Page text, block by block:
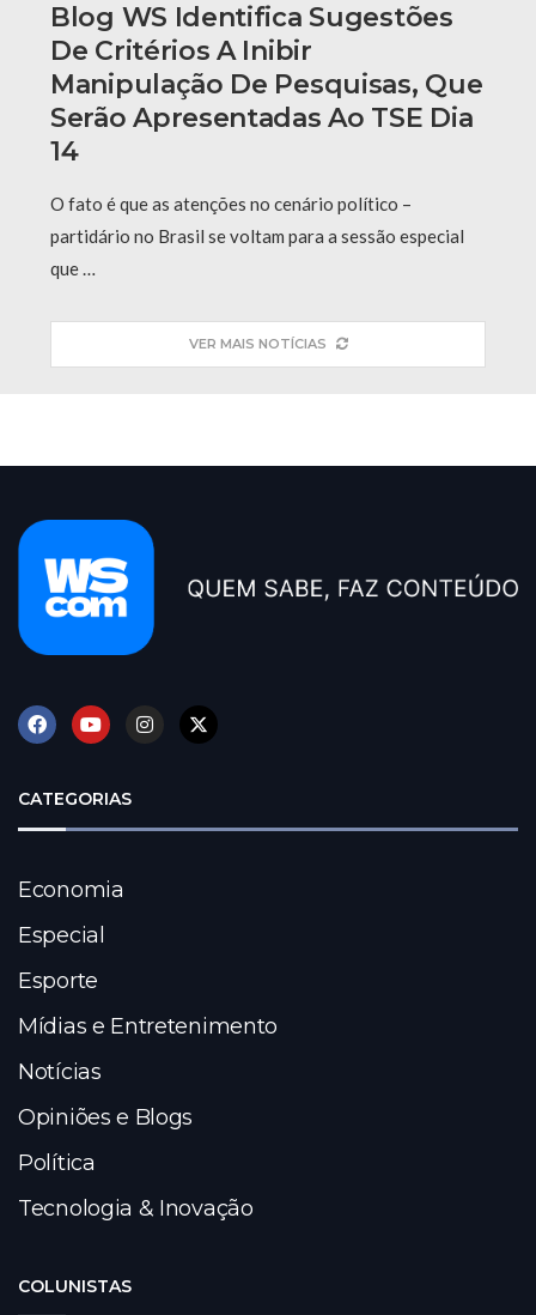
Blog WS Identifica Sugestões
De Critérios A Inibir
Manipulação De Pesquisas, Que
Serão Apresentadas Ao TSE Dia
14
O fato é que as atenções no cenário político –
partidário no Brasil se voltam para a sessão especial
que …
VER MAIS NOTÍCIAS
CATEGORIAS
Economia
Especial
Esporte
Mídias e Entretenimento
Notícias
Opiniões e Blogs
Política
Tecnologia & Inovação
COLUNISTAS